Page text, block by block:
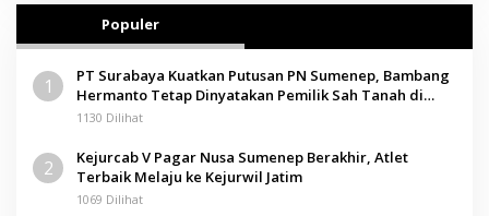
Populer
1
PT Surabaya Kuatkan Putusan PN Sumenep, Bambang
Hermanto Tetap Dinyatakan Pemilik Sah Tanah di
Pamolokan
1130 Dilihat
2
Kejurcab V Pagar Nusa Sumenep Berakhir, Atlet
Terbaik Melaju ke Kejurwil Jatim
1069 Dilihat